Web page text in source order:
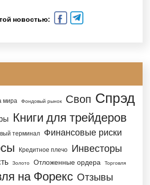
новостью:
мира Фондовый рынок Своп Спрэд
Книги для трейдеров
терминал Финансовые риски
Кредитное плечо Инвесторы
Золото Отложенные ордера Торговля
на Форекс Отзывы